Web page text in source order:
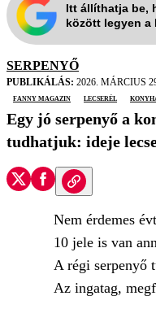
Itt állíthatja be,
között legyen a
SERPENYŐ
PUBLIKÁLÁS: 2026. MÁRCIUS
Fanny Magazin
lecserél
Egy jó serpenyő a
tudhatjuk: ideje
Nem érdemes
10 jele is van
A régi serpenyő
Az ingatag,